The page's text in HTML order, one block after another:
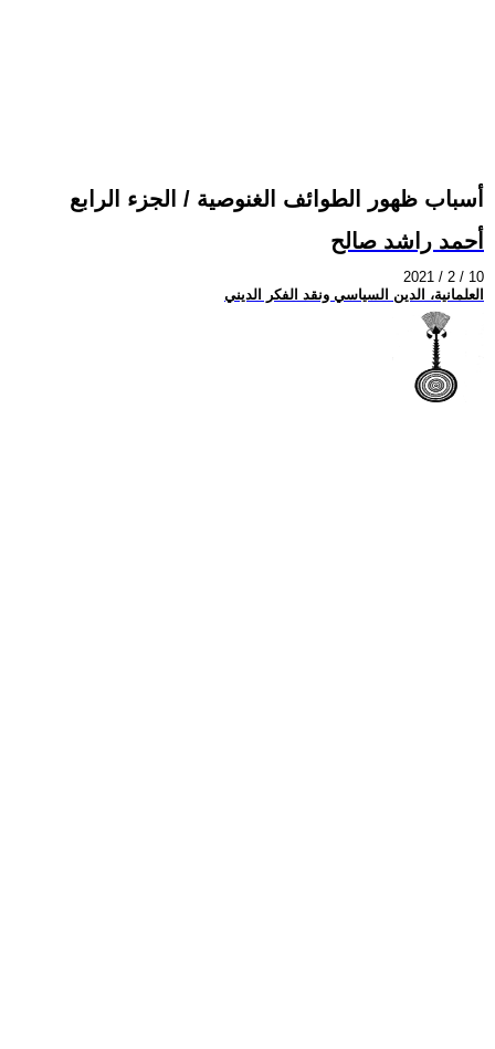
أسباب ظهور الطوائف الغنوصية / الجزء الرابع
أحمد راشد صالح
2021 / 2 / 10
العلمانية، الدين السياسي ونقد الفكر الديني